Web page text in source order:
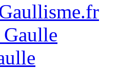
Gaulle